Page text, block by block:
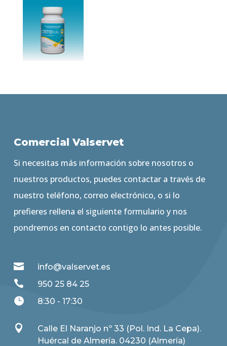
Comercial Valservet
Si necesitas más información sobre nosotros o
nuestros productos, puedes contactar a través de
nuestro teléfono, correo electrónico, o si lo
prefieres rellena el siguiente formulario y nos
pondremos en contacto contigo lo antes posible.
 info@valservet.es
 950 25 84 25
 8:30 - 17:30

Calle El Naranjo nº 33 (Pol. Ind. La Cepa).
Huércal de Almería. 04230 (Almería)